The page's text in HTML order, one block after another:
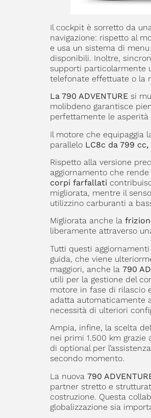
Il cockpit è sorretto da
navigazione: rispetto al
e usa un sistema di
disponibili. Inoltre,
supporti particolarmente
telefonate effettuate o la
La 790 ADVENTUREsi
molibdeno garantisce
perfettamente le asperità
Il motore che equipaggia
paralleloLC8c da 799 cc,
Rispetto alla versione
aggiornamento che
corpi farfallati
migliorata, mentre il
utilizzino carburanti a
Migliorata anche la
liberamente attraverso
Tutti questi
guida, che viene
maggiori, anche la 790
utili per la gestione del
motore in fase di rilascio
adatta automaticamente
necessità di ulteriori
Ampia, infine, la scelta
nei primi 1.500 km grazie
di optional per
secondo momento.
La nuova 790
partner stretto e
costruzione. Questa
globalizzazione sia